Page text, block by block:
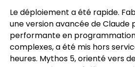
Le déploiement a été rapide.
une version avancée de
performante en
complexes, a été mis hors
heures. Mythos 5, orienté vers